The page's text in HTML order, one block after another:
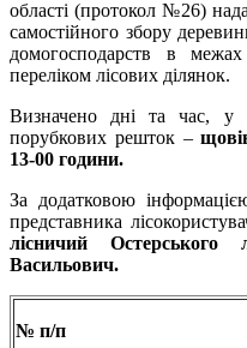
області (протокол №26)
самостійного збору
домогосподарств в межах
переліком лісових ділянок.
Визначено дні та час, у
порубкових решток –
13-00 години.
За додатковою
представника
лісничий Остерського
Васильович.
№ п/п